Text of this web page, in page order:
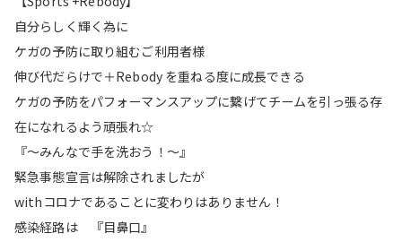
自分らしく輝く為に
ケガの予防に取り組むご利用者様
伸び代だらけで＋Rebody を重ねる度に成長できる
ケガの予防をパフォーマンスアップに繋げてチームを引っ張る存
在になれるよう頑張れ☆
『〜みんなで手を洗おう！〜』
緊急事態宣言は解除されましたが
withコロナであることに変わりはありません！
感染経路は 『目鼻口』